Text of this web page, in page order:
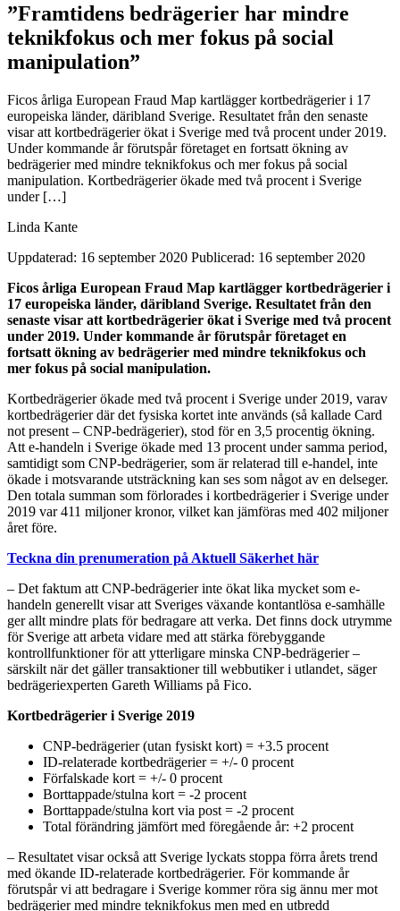
”Framtidens bedrägerier har mindre
teknikfokus och mer fokus på social
manipulation”
Ficos årliga European Fraud Map kartlägger kortbedrägerier i 17
europeiska länder, däribland Sverige. Resultatet från den senaste
visar att kortbedrägerier ökat i Sverige med två procent under 2019.
Under kommande år förutspår företaget en fortsatt ökning av
bedrägerier med mindre teknikfokus och mer fokus på social
manipulation. Kortbedrägerier ökade med två procent i Sverige
under […]
Linda Kante
Uppdaterad: 16 september 2020 Publicerad: 16 september 2020
Ficos årliga European Fraud Map kartlägger kortbedrägerier i
17 europeiska länder, däribland Sverige. Resultatet från den
senaste visar att kortbedrägerier ökat i Sverige med två procent
under 2019. Under kommande år förutspår företaget en
fortsatt ökning av bedrägerier med mindre teknikfokus och
mer fokus på social manipulation.
Kortbedrägerier ökade med två procent i Sverige under 2019, varav
kortbedrägerier där det fysiska kortet inte används (så kallade Card
not present – CNP-bedrägerier), stod för en 3,5 procentig ökning.
Att e-handeln i Sverige ökade med 13 procent under samma period,
samtidigt som CNP-bedrägerier, som är relaterad till e-handel, inte
ökade i motsvarande utsträckning kan ses som något av en delseger.
Den totala summan som förlorades i kortbedrägerier i Sverige under
2019 var 411 miljoner kronor, vilket kan jämföras med 402 miljoner
året före.
Teckna din prenumeration på Aktuell Säkerhet här
– Det faktum att CNP-bedrägerier inte ökat lika mycket som e-
handeln generellt visar att Sveriges växande kontantlösa e-samhälle
ger allt mindre plats för bedragare att verka. Det finns dock utrymme
för Sverige att arbeta vidare med att stärka förebyggande
kontrollfunktioner för att ytterligare minska CNP-bedrägerier –
särskilt när det gäller transaktioner till webbutiker i utlandet‚ säger
bedrägeriexperten Gareth Williams på Fico.
Kortbedrägerier i Sverige 2019
CNP-bedrägerier (utan fysiskt kort) = +3.5 procent
ID-relaterade kortbedrägerier = +/- 0 procent
Förfalskade kort = +/- 0 procent
Borttappade/stulna kort = -2 procent
Borttappade/stulna kort via post = -2 procent
Total förändring jämfört med föregående år: +2 procent
– Resultatet visar också att Sverige lyckats stoppa förra årets trend
med ökande ID-relaterade kortbedrägerier. För kommande år
förutspår vi att bedragare i Sverige kommer röra sig ännu mer mot
bedrägerier med mindre teknikfokus men med en utbredd